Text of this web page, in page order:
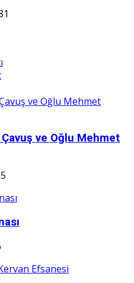
ve Oğlu Mehmet